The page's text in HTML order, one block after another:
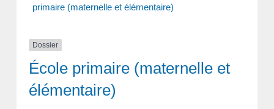
primaire (maternelle et élémentaire)
Dossier
École primaire (maternelle et
élémentaire)